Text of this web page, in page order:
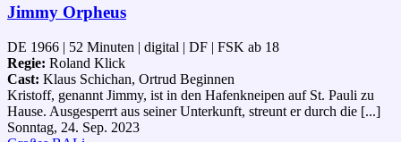
Jimmy Orpheus
DE 1966 | 52 Minuten | digital | DF | FSK ab 18
Regie: Roland Klick
Cast: Klaus Schichan, Ortrud Beginnen
Kristoff, genannt Jimmy, ist in den Hafenkneipen auf St. Pauli zu
Hause. Ausgesperrt aus seiner Unterkunft, streunt er durch die [...]
Sonntag, 24. Sep. 2023